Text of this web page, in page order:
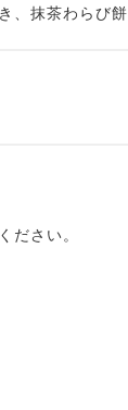
、抹茶わらび餅
ださい。